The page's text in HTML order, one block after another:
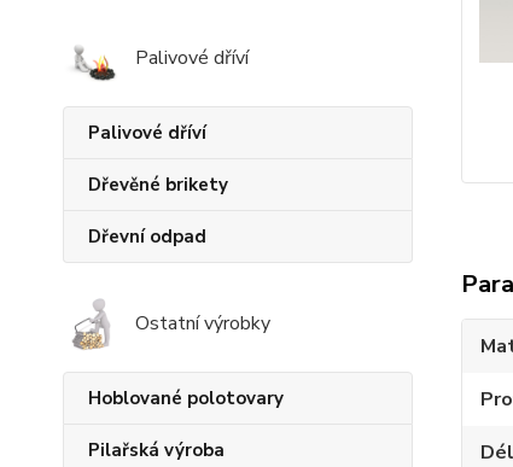
Palivové dříví
Palivové dříví
Dřevěné brikety
Dřevní odpad
Ostatní výrobky
Hoblované polotovary
Pilařská výroba